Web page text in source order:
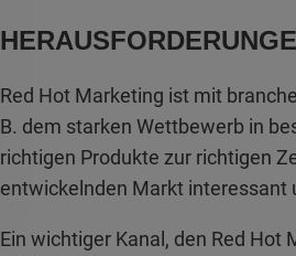
Red Hot Marketing ist mit
B. dem starken Wettbewerb in
richtigen Produkte zur richtigen
entwickelnden Markt interessant
Ein wichtiger Kanal, den Red